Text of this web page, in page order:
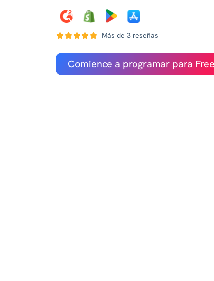
Más de 3 reseñas
Comience a programar para Free